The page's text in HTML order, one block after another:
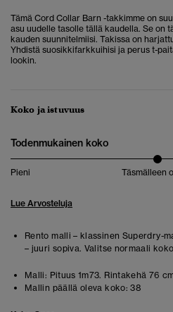
Tämä Cord Collar Barn -takkimme on
asu uudelle tasolle tällä kaudella. Se on
kauden suunnitelmiisi. Takissa on
Yhdistä suosikkifarkkuihisi ja perus t-
lookin.
Koko ja istuvuus
Todenmukainen koko
Pieni Täsmälleen
Lue Arvosteluja
Rento malli – klassinen Superdry-
– juuri sopiva. Valitse normaali
Malli: Pituus 1m73. Rintakehä 76
Mallin päällä oleva koko: 38